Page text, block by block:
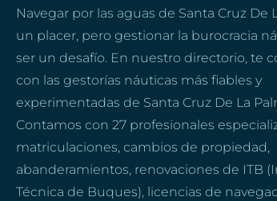
Navegar por las aguas de Santa Cruz De
un placer, pero gestionar la burocracia
ser un desafío. En nuestro directorio, te
con las gestorías náuticas más fiables y
experimentadas de Santa Cruz De La
Contamos con 27 profesionales
matriculaciones, cambios de propiedad,
abanderamientos, renovaciones de ITB
Técnica de Buques), licencias de